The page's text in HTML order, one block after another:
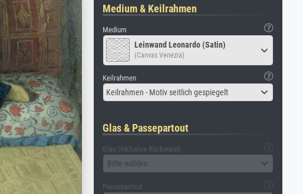
Medium & Keilrahmen
Medium
Leinwand Leonardo (Satin)
(Canvas Venezia)
Keilrahmen
Keilrahmen - Motiv seitlich gespiegelt
Glas & Passepartout
Glas (inklusive Rückwand)
Bitte wählen
Passepartout